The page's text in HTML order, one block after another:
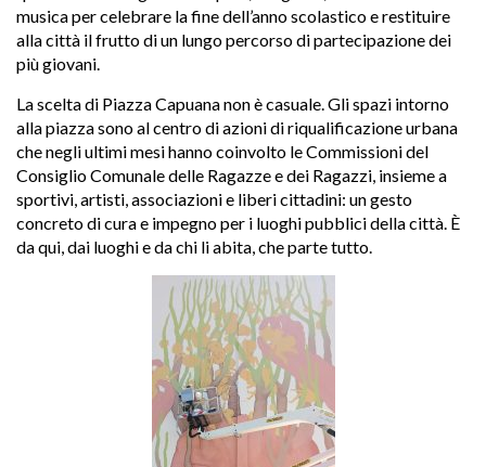
musica per celebrare la fine dell’anno scolastico e restituire
alla città il frutto di un lungo percorso di partecipazione dei
più giovani.
La scelta di Piazza Capuana non è casuale. Gli spazi intorno
alla piazza sono al centro di azioni di riqualificazione urbana
che negli ultimi mesi hanno coinvolto le Commissioni del
Consiglio Comunale delle Ragazze e dei Ragazzi, insieme a
sportivi, artisti, associazioni e liberi cittadini: un gesto
concreto di cura e impegno per i luoghi pubblici della città. È
da qui, dai luoghi e da chi li abita, che parte tutto.